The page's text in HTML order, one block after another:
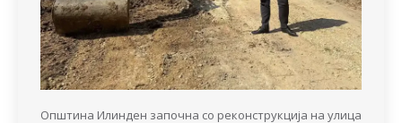
Општина Илинден започна со реконструкција на улица